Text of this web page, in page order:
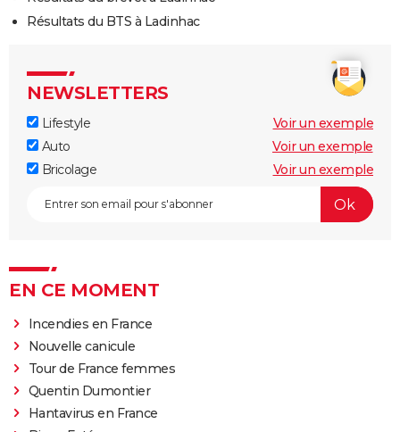
Résultats du BTS à Ladinhac
NEWSLETTERS
Lifestyle
Voir un exemple
Auto
Voir un exemple
Bricolage
Voir un exemple
EN CE MOMENT
Incendies en France
Nouvelle canicule
Tour de France femmes
Quentin Dumontier
Hantavirus en France